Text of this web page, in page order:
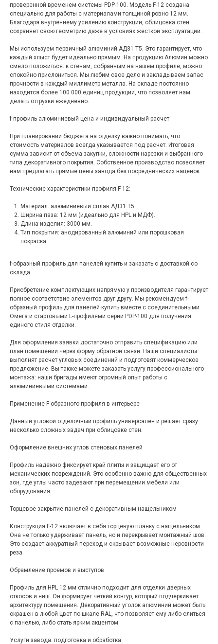
проверенной временем системы PDP-100. Модель F-12 создана
специально для работы с материалами толщиной ровно 12 мм.
Благодаря внутреннему усилению конструкции, облицовка стен
сохраняет свою геометрию даже в условиях жесткой эксплуатации.
Мы используем первичный алюминий АД31 Т5. Это гарантирует, что
каждый хлыст будет идеально прямым. На продукцию Алюмин можно
смело положиться: к стенам, собранным на нашем профиле, можно
спокойно прислониться. Мы любим свое дело и закладываем запас
прочности в каждый миллиметр металла. На складе постоянно
находится более 100 000 единиц продукции, что позволяет нам
делать отгрузки ежедневно.
f профиль алюминиевый цена и индивидуальный расчет
При планировании бюджета на отделку важно понимать, что
стоимость материалов всегда указывается под расчет. Итоговая
сумма зависит от объема закупки, сложности нарезки и выбранного
типа декоративного покрытия. Собственное производство позволяет
нам предлагать прямые цены завода без посреднических наценок.
Технические характеристики профиля F-12:
Материал: алюминиевый сплав АД31 Т5.
Ширина паза: 12 мм (идеально для HPL и МДФ).
Длина изделия: 3000 мм.
Тип покрытия: анодированный алюминий или порошковая
покраска.
f-образный профиль для панелей купить и заказать с доставкой со
склада
Приобретение комплектующих напрямую у производителя гарантирует
полное соответствие элементов друг другу. Мы рекомендуем f-
образный профиль для панелей купить вместе с соединительными
Омега и стартовыми L-профилями серии PDP-100 для получения
единого стиля отделки.
Для оформления заявки достаточно отправить спецификацию или
план помещений через форму обратной связи. Наши специалисты
выполнят расчет угловых соединений и подготовят коммерческое
предложение. Вы также можете заказать услугу профессионального
монтажа: наши бригады имеют огромный опыт работы с
алюминиевыми системами.
Применение F-образного профиля в интерьере
Данный угловой отделочный профиль универсален и решает сразу
несколько сложных задач при облицовке стен.
Оформление внешних углов стеновых панелей
Профиль надежно фиксирует край плиты и защищает его от
механических повреждений. Это особенно важно для общественных
зон, где углы часто задевают при перемещении мебели или
оборудования.
Торцевое закрытие панелей с декоративным нащельником
Конструкция F-12 включает в себя торцевую планку с нащельником.
Она не только удерживает панель, но и перекрывает монтажный шов.
Это создает аккуратный переход и скрывает возможные неровности
реза.
Обрамление проемов и выступов
Профиль для HPL 12 мм отлично подходит для отделки дверных
откосов и ниш. Он формирует четкий контур, который подчеркивает
архитектуру помещения. Декоративный уголок алюминий может быть
окрашен в любой цвет по шкале RAL, что позволяет ему либо слиться
с панелью, либо стать ярким акцентом.
Услуги завода: подготовка и обработка